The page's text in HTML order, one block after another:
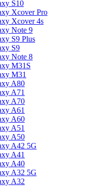
S10
Xcover Pro
Xcover 4s
Note 9
S9 Plus
S9
Note 8
M31S
M31
A80
A71
A70
A61
A60
A51
A50
A42 5G
A41
A40
A32 5G
A32